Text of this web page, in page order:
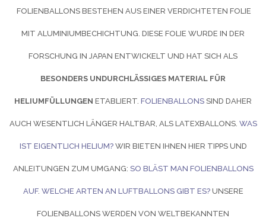
FOLIENBALLONS BESTEHEN AUS EINER VERDICHTETEN FOLIE
MIT ALUMINIUMBECHICHTUNG. DIESE FOLIE WURDE IN DER
FORSCHUNG IN JAPAN ENTWICKELT UND HAT SICH ALS
BESONDERS UNDURCHLÄSSIGES MATERIAL FÜR
HELIUMFÜLLUNGEN ETABLIERT. FOLIENBALLONS SIND DAHER
AUCH WESENTLICH LÄNGER HALTBAR, ALS LATEXBALLONS. WAS
IST EIGENTLICH HELIUM?WIR BIETEN IHNEN HIER TIPPS UND
ANLEITUNGEN ZUM UMGANG: SO BLÄST MAN FOLIENBALLONS
AUF. WELCHE ARTEN AN LUFTBALLONS GIBT ES?UNSERE
FOLIENBALLONS WERDEN VON WELTBEKANNTEN